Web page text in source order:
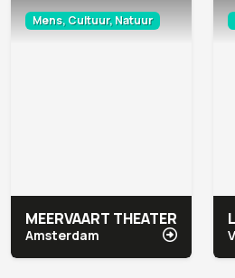
Mens, Cultuur, Natuur
MEERVAART THEATER
Amsterdam